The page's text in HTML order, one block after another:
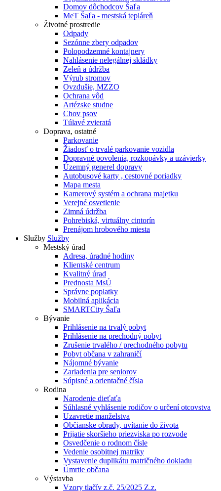
Domov dôchodcov Šaľa
MeT Šaľa - mestská tepláreň
Životné prostredie
Odpady
Sezónne zbery odpadov
Polopodzemné kontajnery
Nahlásenie nelegálnej skládky
Zeleň a údržba
Výrub stromov
Ovzdušie, MZZO
Ochrana vôd
Artézske studne
Chov psov
Túlavé zvieratá
Doprava, ostatné
Parkovanie
Žiadosť o trvalé parkovanie vozidla
Dopravné povolenia, rozkopávky a uzávierky
Územný generel dopravy
Autobusové karty , cestovné poriadky
Mapa mesta
Kamerový systém a ochrana majetku
Verejné osvetlenie
Zimná údržba
Pohrebiská, virtuálny cintorín
Prenájom hrobového miesta
Služby Služby
Mestský úrad
Adresa, úradné hodiny
Klientské centrum
Kvalitný úrad
Prednosta MsÚ
Správne poplatky
Mobilná aplikácia
SMARTCity Šaľa
Bývanie
Prihlásenie na trvalý pobyt
Prihlásenie na prechodný pobyt
Zrušenie trvalého / prechodného pobytu
Pobyt občana v zahraničí
Nájomné bývanie
Zariadenia pre seniorov
Súpisné a orientačné čísla
Rodina
Narodenie dieťaťa
Súhlasné vyhlásenie rodičov o určení otcovstva
Uzavretie manželstva
Občianske obrady, uvítanie do života
Prijatie skoršieho priezviska po rozvode
Osvedčenie o rodnom čísle
Vedenie osobitnej matriky
Vystavenie duplikátu matričného dokladu
Úmrtie občana
Výstavba
Vzory tlačív z.č. 25/2025 Z.z.